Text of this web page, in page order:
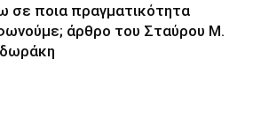
σε ποια πραγματικότητα
άρθρο του Σταύρου Μ.